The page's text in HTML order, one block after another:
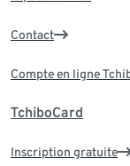
Contact
Compte en ligne
TchiboCard
Inscription gratuite